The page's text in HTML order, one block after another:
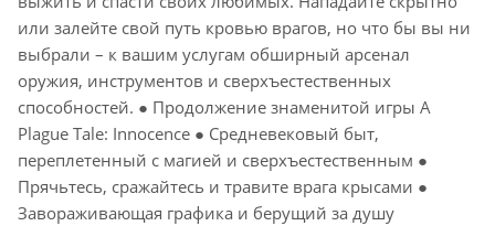
или залейте свой путь кровью врагов, но что бы вы ни
выбрали – к вашим услугам обширный арсенал
оружия, инструментов и сверхъестественных
способностей. ● Продолжение знаменитой игры A
Plague Tale: Innocence ● Средневековый быт,
переплетенный с магией и сверхъестественным ●
Прячьтесь, сражайтесь и травите врага крысами ●
Завораживающая графика и берущий за душу